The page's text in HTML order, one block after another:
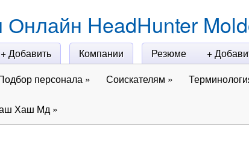
HeadHunter
+ Добавить Компании Резюме +
персонала » Соискателям »
Хаш Мд »